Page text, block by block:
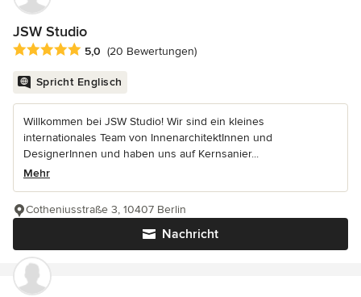
JSW Studio
Durchschnittliche Bewertung: 5 von 5 Sternen
5,0 (20 Bewertungen)
Spricht Englisch
Willkommen bei JSW Studio! Wir sind ein kleines
internationales Team von InnenarchitektInnen und
DesignerInnen und haben uns auf Kernsanier...
Mehr
Nachricht
Cotheniusstraße 3, 10407 Berlin